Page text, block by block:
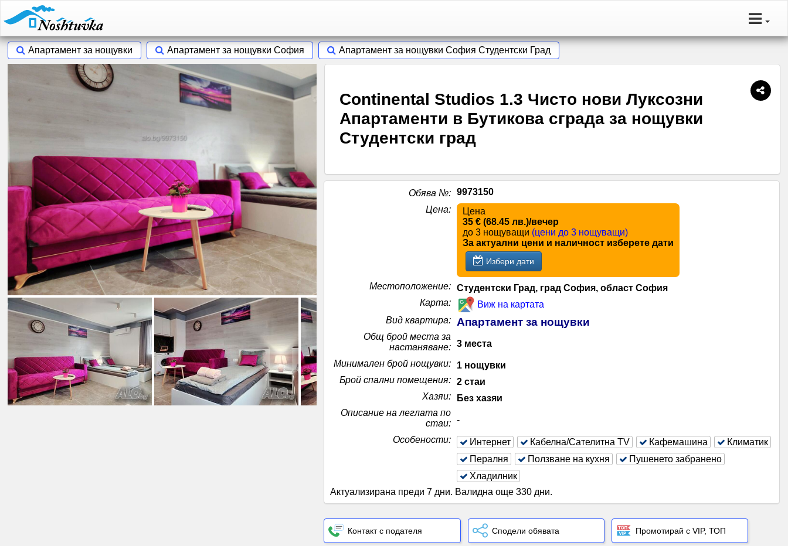
Апартамент за нощувки Апартамент за нощувки София Апартамент за нощувки София Студентски Град
Continental Studios 1.3 Чисто нови Луксозни
Апартаменти в Бутикова сграда за нощувки
Студентски град
Обява №: 9973150
Цена:
Цена
35 € (68.45 лв.)/вечер
до 3 нощуващи (цени до 3 нощуващи)
За актуални цени и наличност изберете дати
Избери дати
Местоположение: Студентски Град, град София, област София
Карта:
Виж на картата
Вид квартира: Апартамент за нощувки
Общ брой места за
настаняване: 3 места
Минимален брой нощувки:
1 нощувки
Брой спални помещения: 2 стаи
Хазяи:
Без хазяи
Описание на леглата по
стаи: -
Особености: Интернет Кабелна/Сателитна ТV Кафемашина
Климатик
Пералня
Ползване на кухня
Пушенето забранено
Хладилник
Актуализирана преди 7 дни. Валидна още 330 дни.
Контакт с подателя Сподели обявата Промотирай с VIP, ТОП